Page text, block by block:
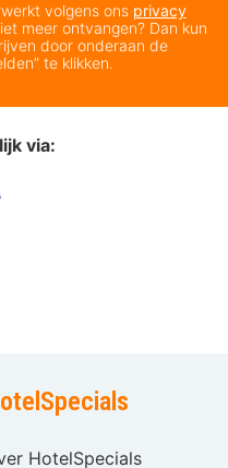
volgens ons privacy
meer ontvangen? Dan kun
door onderaan de
te klikken.
via:
HotelSpecials